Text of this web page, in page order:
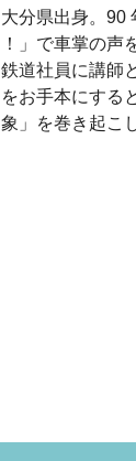
大分県出身。90
！」で車掌の声
鉄道社員に講師
をお手本にする
象」を巻き起こ